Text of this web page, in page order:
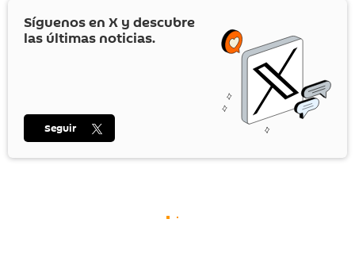
Síguenos en X y descubre
las últimas noticias.
Seguir